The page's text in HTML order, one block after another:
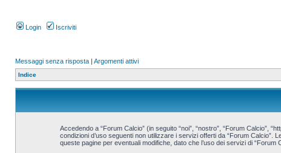
Login Iscriviti
Messaggi senza risposta | Argomenti attivi
Indice
Accedendo a “Forum Calcio” (in seguito “noi”, “nostro”, “Forum Calcio”,
condizioni d’uso seguenti non utilizzare i servizi offerti da “Forum
queste pagine per eventuali modifiche, dato che l’uso dei servizi di “Forum